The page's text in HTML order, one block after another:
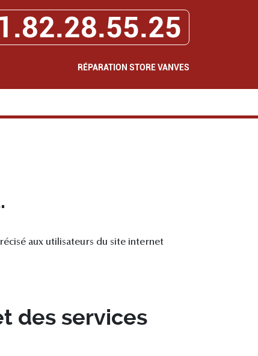
RÉPARATION STORE VANVES
aux utilisateurs du site internet
des services